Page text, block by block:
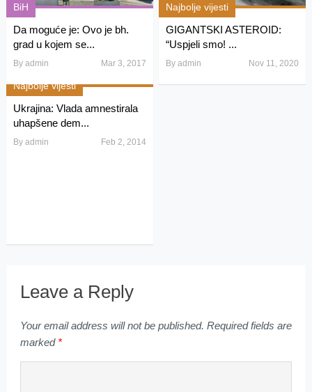
BiH
Da moguće je: Ovo je bh.
grad u kojem se...
By admin Mar 3, 2017
Najbolje vijesti
GIGANTSKI ASTEROID:
“Uspjeli smo! ...
Byadmin Nov 11, 2020
Najbolje vijesti
Ukrajina: Vlada amnestirala
uhapšene dem...
By admin Feb 2, 2014
Leave a Reply
Your email address will not be published. Required fields are
marked *